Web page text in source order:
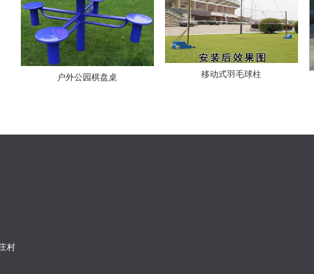
户外公园棋盘桌
移动式羽毛球柱
村